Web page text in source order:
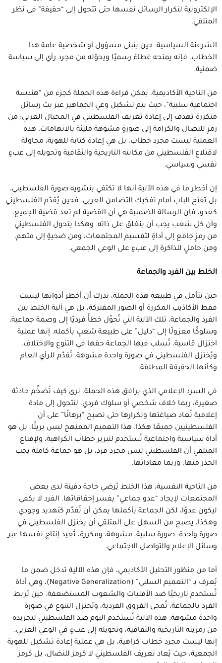
الإلكترونية لتكرار الرسائل نفسها حتى تتحول إلى “حقيقة” في نظر
المتلقي.
الشرعنة السياسية: حين يتبنى مسؤول أو شخصية عامة هذا
الخطاب، فإنه يمنحه غطاءً رسميًا ويحوّله من مجرد رأي إلى سياسة
ضمنية.
من الناحية الأكاديمية، يمكن قراءة هذه الحملة كجزء من “هندسة
اجتماعية سلبية”، حيث يتم تشكيل وعي الجماهير عبر بث رسائل
متكررة تهدف إلى إعادة تعريف الفلسطيني في المخيال العربي: من
رمزٍ للنضال والكرامة إلى صورةٍ مشوهة مليئة بالاتهامات. هذه
العملية ليست مجرد خطاب، بل هي إعادة كتابة للهوية، محاولة
لاقتلاع الفلسطيني من مكانته التاريخية والثقافية وتحويله إلى عبءٍ
نفسي وسياسي.
إن أخطر ما في هذه الآلية أنها لا تكتفي بتشويه صورة الفلسطيني،
بل تفتح الباب أمام تفكيك التضامن العربي. فحين يُقدَّم الفلسطيني
كعدو، فإن الرسالة الضمنية هي أن القضية لم تعد قضية الجميع،
وأن كل شعب يجب أن ينغلق على ذاته. وهكذا يتحول الفلسطيني
من رمزٍ جامع إلى أداةٍ لتقسيم المجتمعات، ومن ضحيةٍ إلى متهم،
ومن حاملٍ للذاكرة إلى عبءٍ على الوعي الجمعي.
الخلط بين الفرد والجماعة
حين نتأمل في طبيعة هذه الحملة، ندرك أن أخطر أدواتها ليست
فقط الأكاذيب المكررة أو الصور المفبركة، بل هي آلية الخلط بين
الفرد والجماعة، تلك الآلية التي تُحوِّل خطأً فرديًا إلى وصمة جماعية،
وسلوكًا معزولًا إلى “دليل” على طبيعة شعبٍ بأكمله. إنها عملية
اختزال قاسية، تُسلب فيها الجماعة حقها في التنوع والاختلاف،
ويُختزل الفلسطيني في صورة واحدة مشوهة، تُقدَّم للرأي العام
وكأنها الحقيقة المطلقة.
في السرد الإعلامي الذي يرافق هذه الحملة، نرى كيف تُضخَّم حادثة
صغيرة، ربما خلاف شخصي أو سلوك فردي، لتتحول إلى مادة
إعلامية تُعاد صياغتها وتكرارها حتى تصبح “برهانًا” على أن
الفلسطينيين جميعًا هكذا. هذا التعميم الممنهج ليس بريئًا، بل هو
أداة سياسية واجتماعية تُستخدم لتبرير خطاب الكراهية، ولإقناع
المتلقي أن الفلسطيني ليس مجرد فرد، بل هو جماعة كاملة يجب
الحذر منها، وربما معاداتها.
من الناحية النفسية، هذا الخلط يُرضي حاجة دفينة لدى بعض
المجتمعات لإيجاد “عدو جماعي” يفسر إخفاقاتها. الفرد لا يكفي
ليكون عدوًا، لكن الجماعة بأكملها يمكن أن تُقدَّم كتهديد وجودي.
وهكذا، يصبح من السهل على المتلقي أن يختزل الفلسطيني في
صورة واحدة: صورة سلبية، مشوهة، ومكررة، تُعيد إنتاج نفسها عبر
وسائل الإعلام والتواصل الاجتماعي.
أما من منظور التحليل الأكاديمي، فإن هذه الآلية تدخل ضمن ما
يُعرف بـ “التعميم السلبي” (Negative Generalization)، وهي أداة
تُستخدم تاريخيًا ضد الأقليات والشعوب المستضعفة. حين يُربط
الفرد بالجماعة، تُمحى الفروق الفردية، ويُختزل التنوع في صورة
واحدة مشوهة. هذه الآلية تُستخدم اليوم ضد الفلسطيني لتجريده
من رمزيته التاريخية والثقافية، وتحويله إلى عبءٍ في الوعي العربي.
إنها ليست مجرد خطاب كراهية، بل هي عملية إعادة تشكيل للهوية
الجمعية، حيث يُعاد تعريف الفلسطيني لا كرمز للنضال، بل كرمز